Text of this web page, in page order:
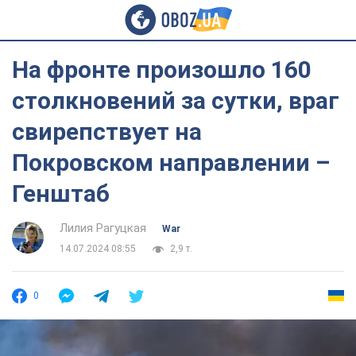
На фронте произошло 160
столкновений за сутки, враг
свирепствует на
Покровском направлении –
Генштаб
Лилия Рагуцкая
War
14.07.2024 08:55
2,9 т.
0